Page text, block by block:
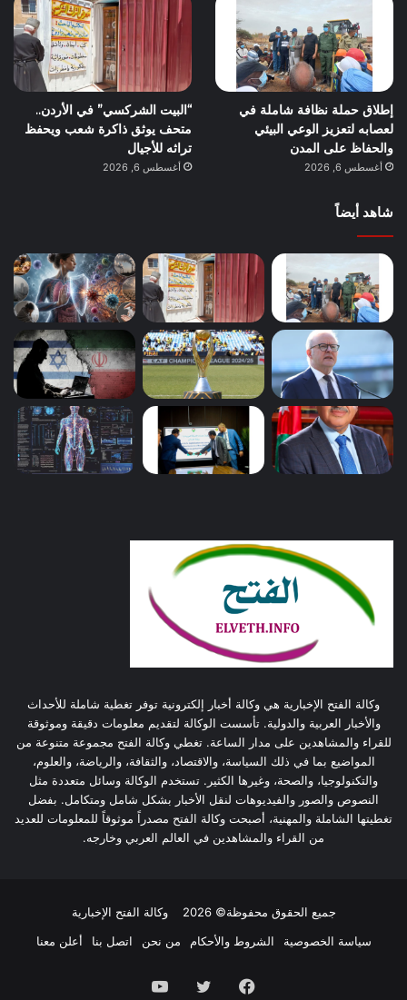
إطلاق حملة نظافة شاملة في
لعصابه لتعزيز الوعي البيئي
والحفاظ على المدن
أغسطس 6, 2026
“البيت الشركسي” في الأردن..
متحف يوثق ذاكرة شعب ويحفظ
تراثه للأجيال
أغسطس 6, 2026
شاهد أيضاً
وكالة الفتح الإخبارية هي وكالة أخبار إلكترونية توفر تغطية شاملة للأحداث
والأخبار العربية والدولية. تأسست الوكالة لتقديم معلومات دقيقة وموثوقة
للقراء والمشاهدين على مدار الساعة. تغطي وكالة الفتح مجموعة متنوعة من
المواضيع بما في ذلك السياسة، والاقتصاد، والثقافة، والرياضة، والعلوم،
والتكنولوجيا، والصحة، وغيرها الكثير. تستخدم الوكالة وسائل متعددة مثل
النصوص والصور والفيديوهات لنقل الأخبار بشكل شامل ومتكامل. بفضل
تغطيتها الشاملة والمهنية، أصبحت وكالة الفتح مصدراً موثوقاً للمعلومات للعديد
من القراء والمشاهدين في العالم العربي وخارجه.
جميع الحقوق محفوظة© 2026
وكالة الفتح الإخبارية
سياسة الخصوصية
الشروط والأحكام من نحن اتصل بنا أعلن معنا
فيسبوك تويتر يوتيوب